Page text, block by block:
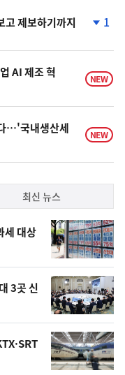
제보하기까지
계
락
1
AI 제조 혁
NEW
…'국내생산세
NEW
최신 뉴스
세 대상
3곳 신